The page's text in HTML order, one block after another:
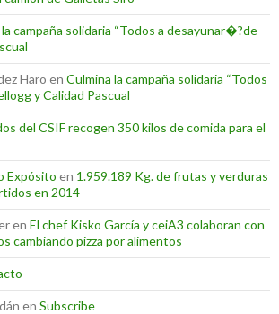
campaña solidaria “Todos a desayunar�?de
Haro en Culmina la campaña solidaria “Todos
y Calidad Pascual
del CSIF recogen 350 kilos de comida para el
Expósito en 1.959.189 Kg. de frutas y verduras
en 2014
en El chef Kisko García y ceiA3 colaboran con
cambiando pizza por alimentos
en Subscribe